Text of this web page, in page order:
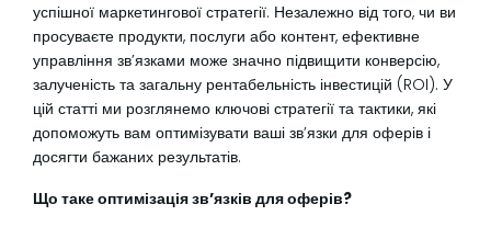
успішної маркетингової стратегії. Незалежно від того, чи ви
просуваєте продукти, послуги або контент, ефективне
управління зв’язками може значно підвищити конверсію,
залученість та загальну рентабельність інвестицій (ROI). У
цій статті ми розглянемо ключові стратегії та тактики, які
допоможуть вам оптимізувати ваші зв’язки для оферів і
досягти бажаних результатів.
Що таке оптимізація зв’язків для оферів?